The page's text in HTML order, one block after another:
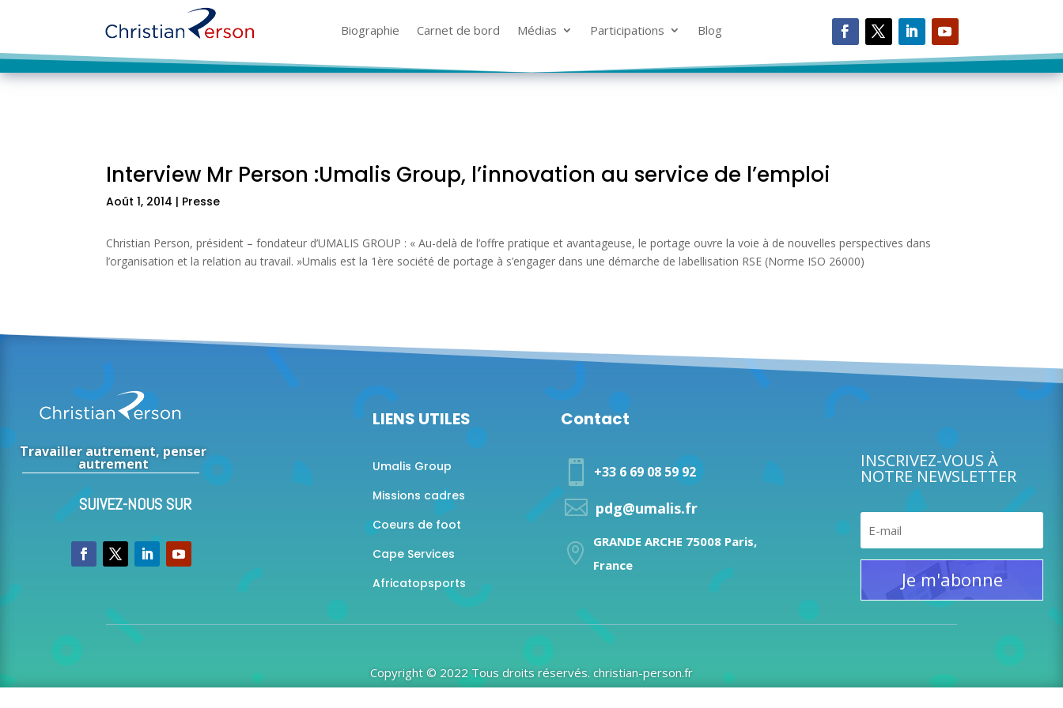
Biographie Carnet de bord Médias Participations Blog
Biographie Carnet de bord Médias Participations Blog
Interview Mr Person :Umalis Group, l’innovation au service de l’emploi
Août 1, 2014 | Presse
Christian Person, président – fondateur d’UMALIS GROUP : « Au-delà de l’offre pratique et avantageuse, le portage ouvre la voie à de nouvelles perspectives dans
l’organisation et la relation au travail. »Umalis est la 1ère société de portage à s’engager dans une démarche de labellisation RSE (Norme ISO 26000)
Travailler autrement, penser
autrement
SUIVEZ-NOUS SUR
LIENS UTILES
Umalis Group
Missions cadres
Coeurs de foot
Cape Services
Africatopsports
Contact
 +33 6 69 08 59 92
 pdg@umalis.fr

GRANDE ARCHE 75008 Paris,
France
INSCRIVEZ-VOUS À
NOTRE NEWSLETTER
Je m'abonne
Copyright © 2022 Tous droits réservés. christian-person.fr